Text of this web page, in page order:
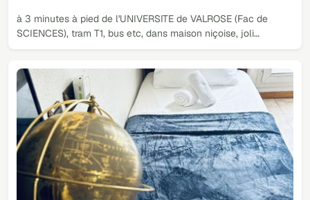
à 3 minutes à pied de l'UNIVERSITE de VALROSE (Fac de
SCIENCES), tram T1, bus etc, dans maison niçoise, joli…